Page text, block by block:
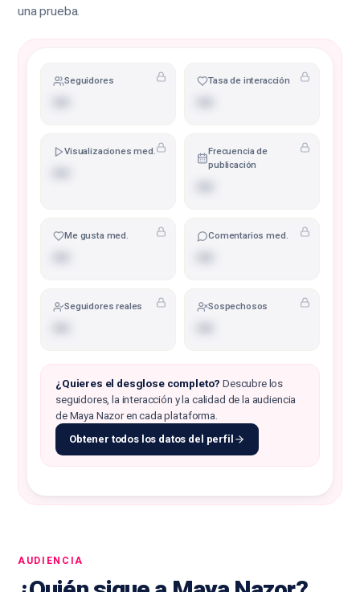
una prueba.
Seguidores Tasa de interacción
Visualizaciones med.
Frecuencia de
publicación
Me gusta med. Comentarios med.
Seguidores reales Sospechosos
¿Quieres el desglose completo? Descubre los
seguidores, la interacción y la calidad de la audiencia
de Maya Nazor en cada plataforma.
Obtener todos los datos del perfil
AUDIENCIA